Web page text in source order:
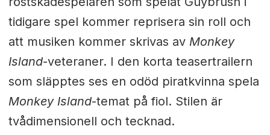
tidigare spel kommer reprisera sin roll och
att musiken kommer skrivas av Monkey
Island-veteraner. I den korta teasertrailern
som släpptes ses en odöd piratkvinna spela
Monkey Island-temat på fiol. Stilen är
tvådimensionell och tecknad.